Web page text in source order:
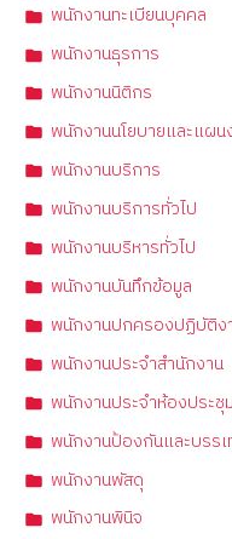
พนักงานทะเบียนบุคคล
พนักงานธุรการ
พนักงานนิติกร
พนักงานนโยบายและแผน
พนักงานบริการ
พนักงานบริการทั่วไป
พนักงานบริหารทั่วไป
พนักงานบันทึกข้อมูล
พนักงานปกครองปฏิบัติง
พนักงานประจำสำนักงาน
พนักงานประจำห้องประชุม
พนักงานป้องกันและบรร
พนักงานพัสดุ
พนักงานพินิจ